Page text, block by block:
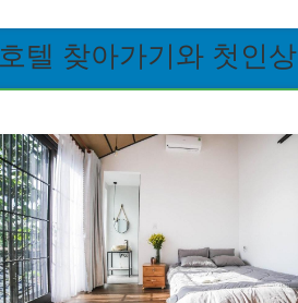
호텔 찾아가기와 첫인상